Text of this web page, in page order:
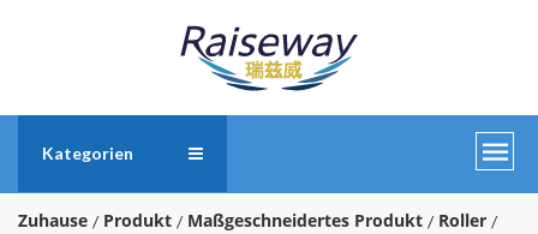
Kategorien
Zuhause Produkt Maßgeschneidertes Produkt
Roller